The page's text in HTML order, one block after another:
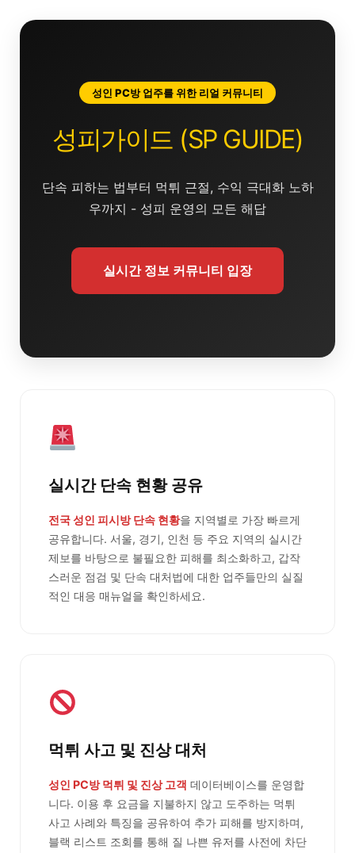
성인 PC방 업주를 위한 리얼 커뮤니티
성피가이드 (SP GUIDE)
단속 피하는 법부터 먹튀 근절, 수익 극대화 노하
우까지 - 성피 운영의 모든 해답
실시간 정보 커뮤니티 입장
실시간 단속 현황 공유
전국 성인 피시방 단속 현황을 지역별로 가장 빠르게
공유합니다. 서울, 경기, 인천 등 주요 지역의 실시간
제보를 바탕으로 불필요한 피해를 최소화하고, 갑작
스러운 점검 및 단속 대처법에 대한 업주들만의 실질
적인 대응 매뉴얼을 확인하세요.
먹튀 사고 및 진상 대처
성인 PC방 먹튀 및 진상 고객 데이터베이스를 운영합
니다. 이용 후 요금을 지불하지 않고 도주하는 먹튀
사고 사례와 특징을 공유하여 추가 피해를 방지하며,
블랙 리스트 조회를 통해 질 나쁜 유저를 사전에 차단